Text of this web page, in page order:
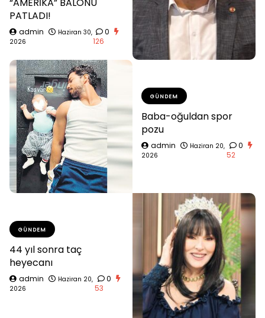
PATLADI!
admin
Haziran 30,
2026
0
126
GÜNDEM
Baba-oğuldan spor
pozu
admin
Haziran 20,
2026
0
52
GÜNDEM
44 yıl sonra taç
heyecanı
admin
Haziran 20,
2026
0
53